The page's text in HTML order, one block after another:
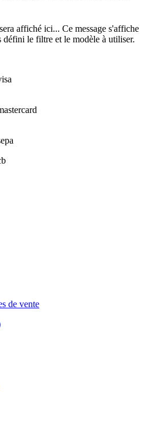
affiché ici... Ce message s'affiche
défini le filtre et le modèle à utiliser.
de vente